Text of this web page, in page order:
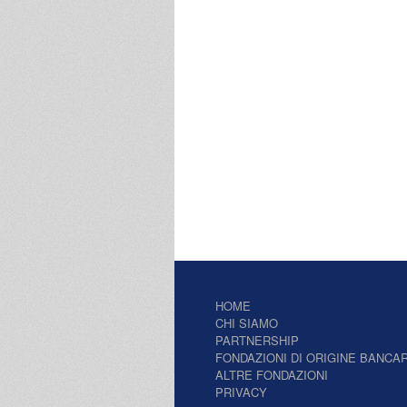
HOME
CHI SIAMO
PARTNERSHIP
FONDAZIONI DI ORIGINE
ALTRE FONDAZIONI
PRIVACY